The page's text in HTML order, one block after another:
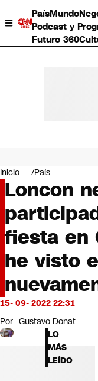
PaísMundo
Podcast y
Futuro 360
Negocios
Deportes
Programas
Cultura
Servicios
Bits
CNN tiempo
Opinión
Inicio País
Loncon
fiesta en
he visto
15- 09- 2022 22:31
Por Gustavo Donat
LO
MÁS
LEÍDO